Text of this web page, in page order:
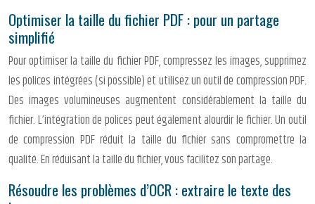
Optimiser la taille du fichier PDF : pour un partage
simplifié
Pour optimiser la taille du fichier PDF, compressez les images, supprimez
les polices intégrées (si possible) et utilisez un outil de compression PDF.
Des images volumineuses augmentent considérablement la taille du
fichier. L’intégration de polices peut également alourdir le fichier. Un outil
de compression PDF réduit la taille du fichier sans compromettre la
qualité. En réduisant la taille du fichier, vous facilitez son partage.
Résoudre les problèmes d’OCR : extraire le texte des